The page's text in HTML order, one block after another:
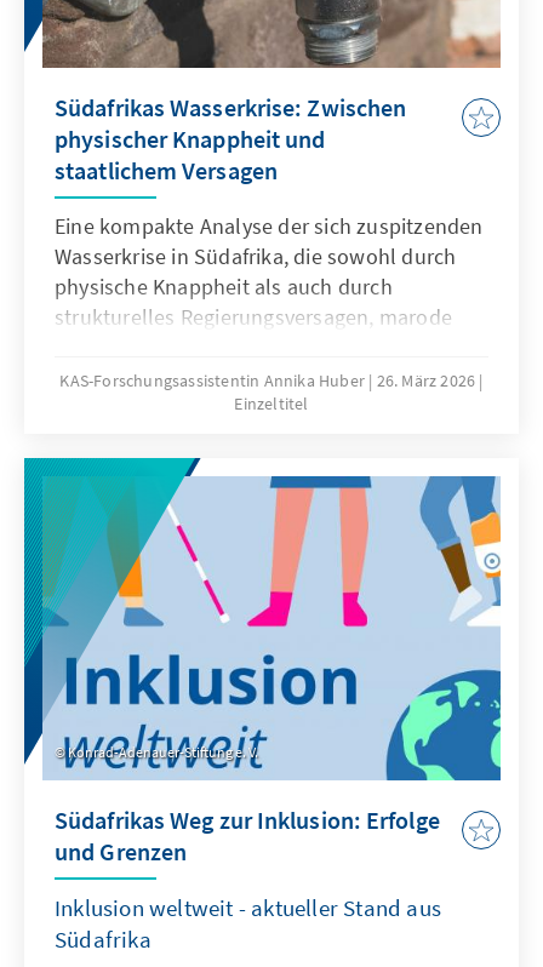
Südafrikas Wasserkrise: Zwischen
physischer Knappheit und
staatlichem Versagen
Eine kompakte Analyse der sich zuspitzenden
Wasserkrise in Südafrika, die sowohl durch
physische Knappheit als auch durch
strukturelles Regierungsversagen, marode
Wassersektor verschärft wird. Der Bericht
zeigt zentrale Ursachen, aktuelle
Gegenmaßnahmen auf.
KAS-Forschungsassistentin Annika Huber 26. März 2026
Einzeltitel
Konrad-Adenauer-Stiftung e. V.
Südafrikas Weg zur Inklusion: Erfolge
und Grenzen
Inklusion weltweit - aktueller Stand aus
Südafrika